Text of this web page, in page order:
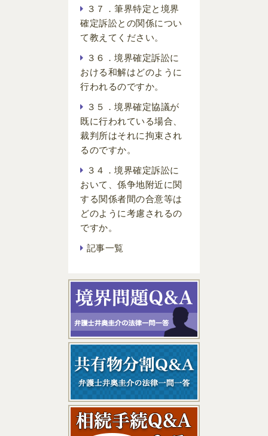
３７．筆界特定と境界
確定訴訟との関係につい
て教えてください。
３６．境界確定訴訟に
おける和解はどのように
行われるのですか。
３５．境界確定協議が
既に行われている場合、
裁判所はそれに拘束され
るのですか。
３４．境界確定訴訟に
おいて、係争地附近に関
する関係者間の合意等は
どのように考慮されるの
ですか。
記事一覧